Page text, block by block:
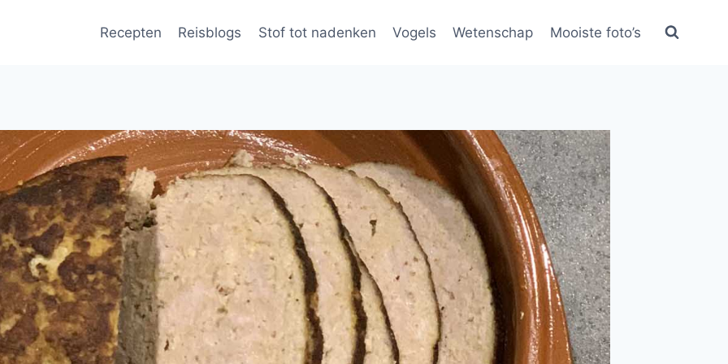
Recepten Reisblogs Stof tot nadenken Vogels Wetenschap Mooiste foto’s